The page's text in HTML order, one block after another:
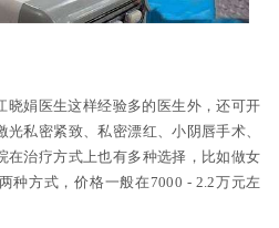
晓娟医生这样经验多的医生外，还可开
私密紧致、私密漂红、小阴唇手术、
在治疗方式上也有多种选择，比如做女
种方式，价格一般在7000 - 2.2万元左